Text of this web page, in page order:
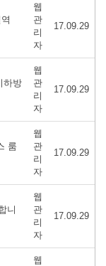
웹
관
리
자
17.09.29
하방
웹
관
리
자
17.09.29
룸
웹
관
리
자
17.09.29
니
웹
관
리
자
17.09.29
웹